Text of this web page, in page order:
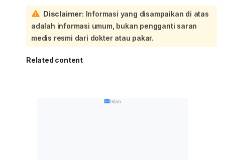
Disclaimer: Informasi yang disampaikan di atas
adalah informasi umum, bukan pengganti saran
medis resmi dari dokter atau pakar.
Related content
Iklan